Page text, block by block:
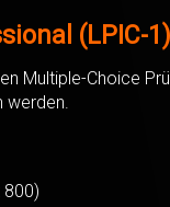
(LPIC-1)
Multiple-Choice
800)